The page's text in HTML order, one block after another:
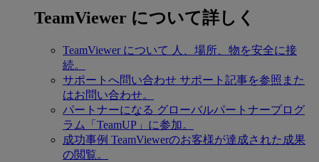
TeamViewer について詳しく
TeamViewer について 人、場所、物を安全に接
続。
サポートへ問い合わせ サポート記事を参照また
はお問い合わせ。
パートナーになる グローバルパートナープログ
ラム「TeamUP」に参加。
成功事例 TeamViewerのお客様が達成された成果
の閲覧。